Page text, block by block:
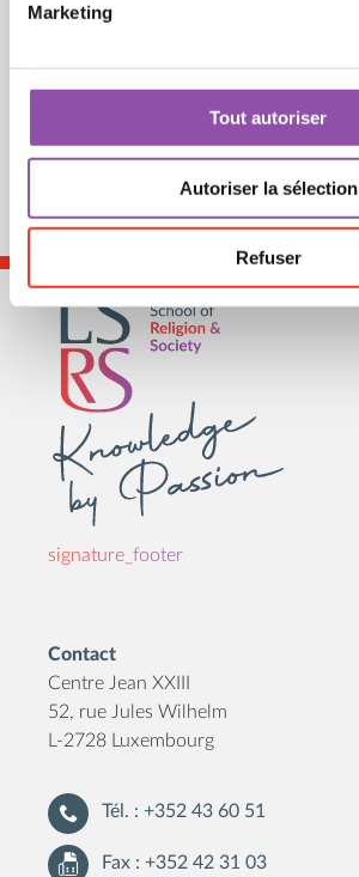
Marketing
Tout autoriser
Autoriser la sélection
Refuser
Contact
Centre Jean XXIII
52, rue Jules Wilhelm
L-2728 Luxembourg
Tél. : +352 43 60 51
Fax : +352 42 31 03
signature_footer